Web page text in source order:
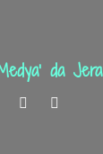
da Jera